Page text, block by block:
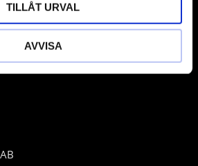
TILLÅT URVAL
AVVISA